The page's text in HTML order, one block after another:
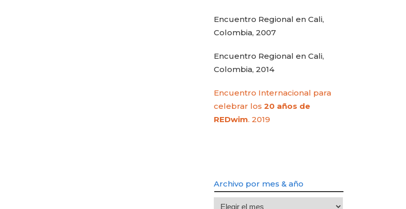
Encuentro Regional en Cali,
Colombia, 2007
Encuentro Regional en Cali,
Colombia, 2014
Encuentro Internacional para
celebrar los20 años de
REDwim. 2019
Archivo por mes & año
Archivo